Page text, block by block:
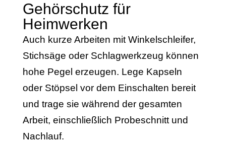
Gehörschutz für
Heimwerken
Auch kurze Arbeiten mit Winkelschleifer,
Stichsäge oder Schlagwerkzeug können
hohe Pegel erzeugen. Lege Kapseln
oder Stöpsel vor dem Einschalten bereit
und trage sie während der gesamten
Arbeit, einschließlich Probeschnitt und
Nachlauf.